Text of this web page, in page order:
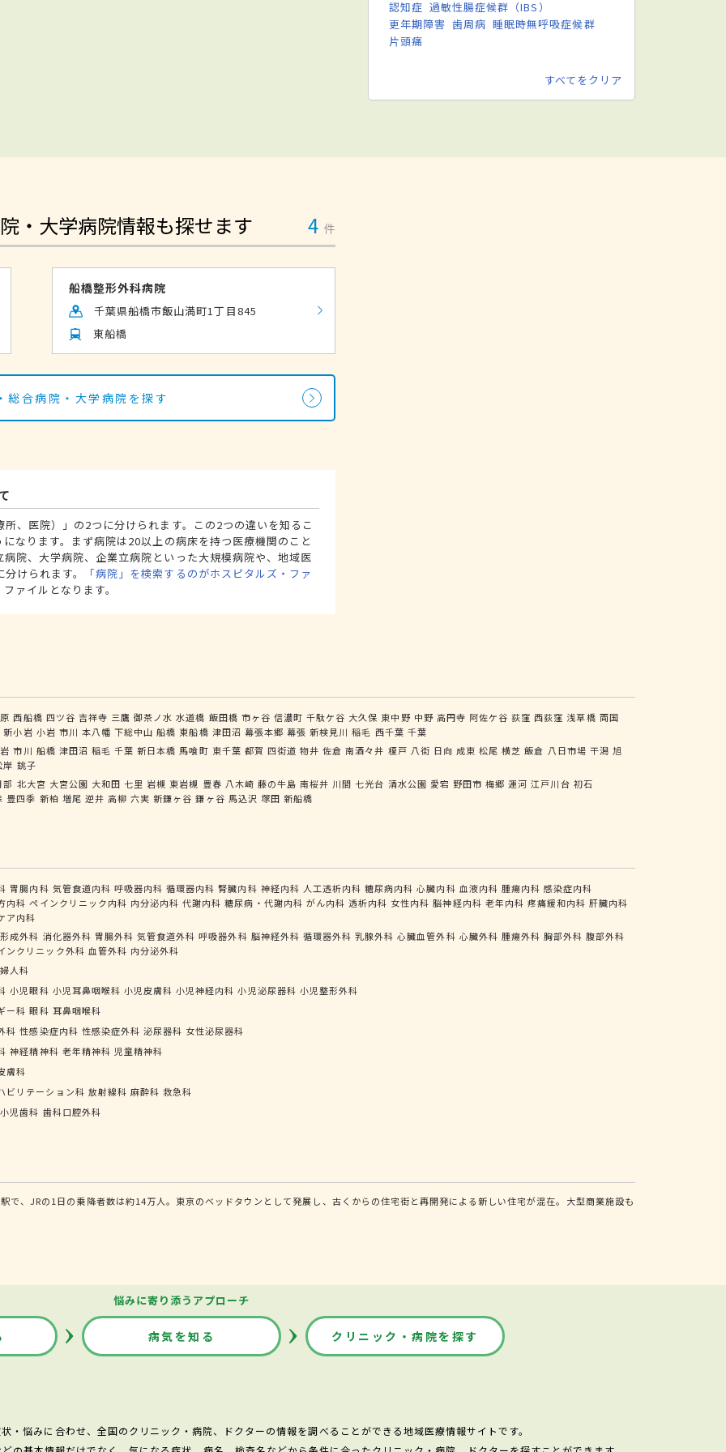
認知症 過敏性腸症候群（IBS）
更年期障害 歯周病 睡眠時無呼吸症候群
片頭痛
すべてをクリア
・大学病院情報も探せます 4 件
船橋整形外科病院
千葉県船橋市飯山満町1丁目845
東船橋
総合病院・大学病院を探す
、医院）」の2つに分けられます。この2つの違いを知るこ
なります。まず病院は20以上の病床を持つ医療機関のこと
院、大学病院、企業立病院といった大規模病院や、地域医
けられます。
「病院」を検索するのがホスピタルズ・ファ
ァイルとなります。
西船橋 四ツ谷 吉祥寺 三鷹 御茶ノ水 水道橋 飯田橋 市ヶ谷 信濃町 千駄ケ谷 大久保 東中野 中野 高円寺 阿佐ケ谷 荻窪 西荻窪 浅草橋 両国
新小岩 小岩 市川 本八幡 下総中山 船橋 東船橋 津田沼 幕張本郷 幕張 新検見川 稲毛 西千葉 千葉
市川 船橋 津田沼 稲毛 千葉 新日本橋 馬喰町 東千葉 都賀 四街道 物井 佐倉 南酒々井 榎戸 八街 日向 成東 松尾 横芝 飯倉 八日市場 干潟 旭
岸 銚子
部 北大宮 大宮公園 大和田 七里 岩槻 東岩槻 豊春 八木崎 藤の牛島 南桜井 川間 七光台 清水公園 愛宕 野田市 梅郷 運河 江戸川台 初石
豊四季 新柏 増尾 逆井 高柳 六実 新鎌ヶ谷 鎌ヶ谷 馬込沢 塚田 新船橋
胃腸内科 気管食道内科 呼吸器内科 循環器内科 腎臓内科 神経内科 人工透析内科 糖尿病内科 心臓内科 血液内科 腫瘍内科 感染症内科
内科 ペインクリニック内科 内分泌内科 代謝内科 糖尿病・代謝内科 がん内科 透析内科 女性内科 脳神経内科 老年内科 疼痛緩和内科 肝臓内科
ア内科
形成外科 消化器外科 胃腸外科 気管食道外科 呼吸器外科 脳神経外科 循環器外科 乳腺外科 心臓血管外科 心臓外科 腫瘍外科 胸部外科 腹部外科
ンクリニック外科 血管外科 内分泌外科
婦人科
小児眼科 小児耳鼻咽喉科 小児皮膚科 小児神経内科 小児泌尿器科 小児整形外科
ー科 眼科 耳鼻咽喉科
科 性感染症内科 性感染症外科 泌尿器科 女性泌尿器科
神経精神科 老年精神科 児童精神科
膚科
ビリテーション科 放射線科 麻酔科 救急科
小児歯科 歯科口腔外科
で、JRの1日の乗降者数は約14万人。東京のベッドタウンとして発展し、古くからの住宅街と再開発による新しい住宅が混在。大型商業施設も
悩みに寄り添うアプローチ
病気を知る クリニック・病院を探す
・悩みに合わせ、全国のクリニック・病院、ドクターの情報を調べることができる地域医療情報サイトです。